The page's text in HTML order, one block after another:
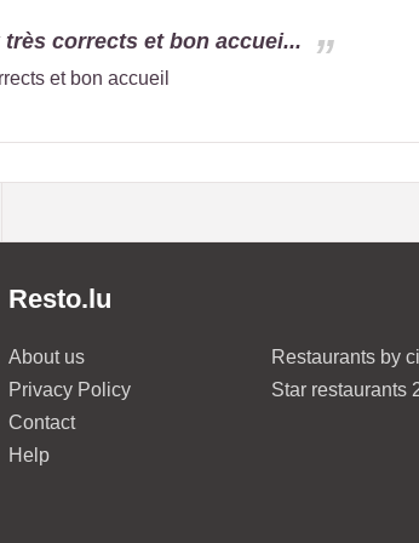
corrects et bon accuei...
et bon accueil
Resto.lu
About us
Privacy Policy
Contact
Help
Restaurants by
Star restaurants